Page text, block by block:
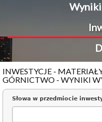
INWESTYCJE -
GÓRNICTWO - WYNIKI
Słowa w przedmiocie